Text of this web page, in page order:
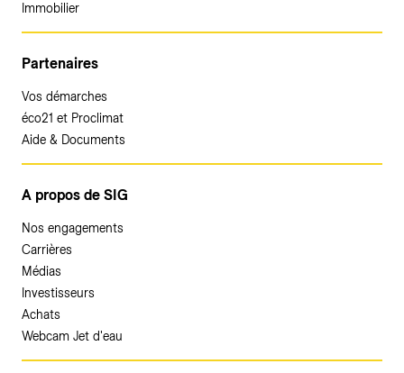
Immobilier
Partenaires
Vos démarches
éco21 et Proclimat
Aide & Documents
A propos de SIG
Nos engagements
Carrières
Médias
Investisseurs
Achats
Webcam Jet d'eau